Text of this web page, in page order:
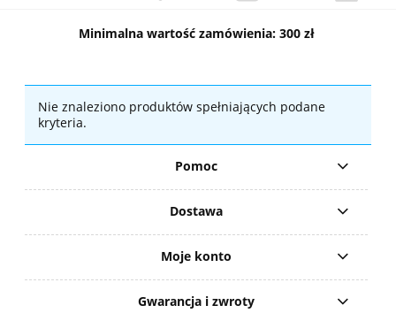
Minimalna wartość zamówienia: 300 zł
Nie znaleziono produktów spełniających podane
kryteria.
Pomoc
Dostawa
Moje konto
Gwarancja i zwroty